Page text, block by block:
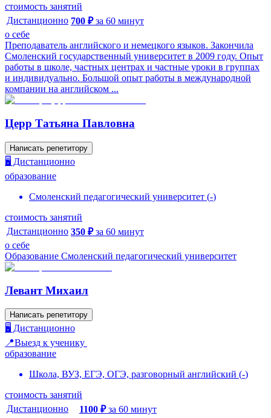
стоимость занятий
Дистанционно 700 ₽ за 60 минут
о себе
Преподаватель английского и немецкого языков. Закончила
Смоленский государственный университет в 2009 году. Опыт
работы в школе, частных центрах и частные уроки в группах
и индивидуально. Большой опыт работы в международной
компании на английском ...
Церр Татьяна Павловна
Написать репетитору
🖥️ Дистанционно
образование
Смоленский педагогический университет (-)
стоимость занятий
Дистанционно 350 ₽ за 60 минут
о себе
Образование Смоленский педагогический университет
Левант Михаил
Написать репетитору
🖥️ Дистанционно
📍Выезд к ученику
образование
Школа, ВУЗ, ЕГЭ, ОГЭ, разговорный английский (-)
стоимость занятий
Дистанционно
1100 ₽ за 60 минут